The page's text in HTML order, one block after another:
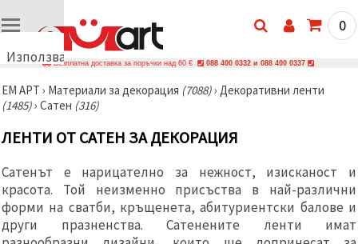
Използваме
🍪
Използваме
и подобни
технологии,
осигурим
правилната
работа на
сайта, да
подобрим
твоето
0
Безплатна доставка за поръчки над 60 € 088 400 0332 и 088 400 0337
ЕМ АРТ › Материали за декорация (7088)› Декоративни ленти
(1485)› Сатен (316)
ЛЕНТИ ОТ САТЕН ЗА ДЕКОРАЦИЯ
Сатенът е нарицателно за нежност, изисканост и
красота. Той неизменно присъства в най-различни
форми на сватби, кръщенета, абитуриентски балове и
други празненства. Сатенените ленти имат